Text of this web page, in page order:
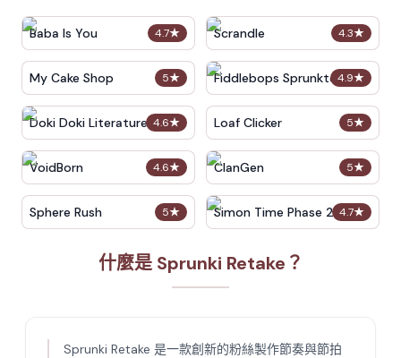
4.7★
Baba Is You 4.3★
Scrandle
5★
My Cake Shop 4.9★
Fiddlebops Sprunkters
4.6★
Doki Doki Literature Club 5★
Loaf Clicker
4.6★
VoidBorn 5★
ClanGen
5★
Sphere Rush 4.7★
Simon Time Phase 2
什麼是 Sprunki Retake？
Sprunki Retake 是一款創新的粉絲製作節奏與節拍